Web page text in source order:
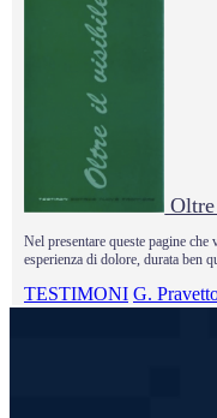
Nel presentare queste pagine
esperienza di dolore, durata ben
TESTIMONI G.